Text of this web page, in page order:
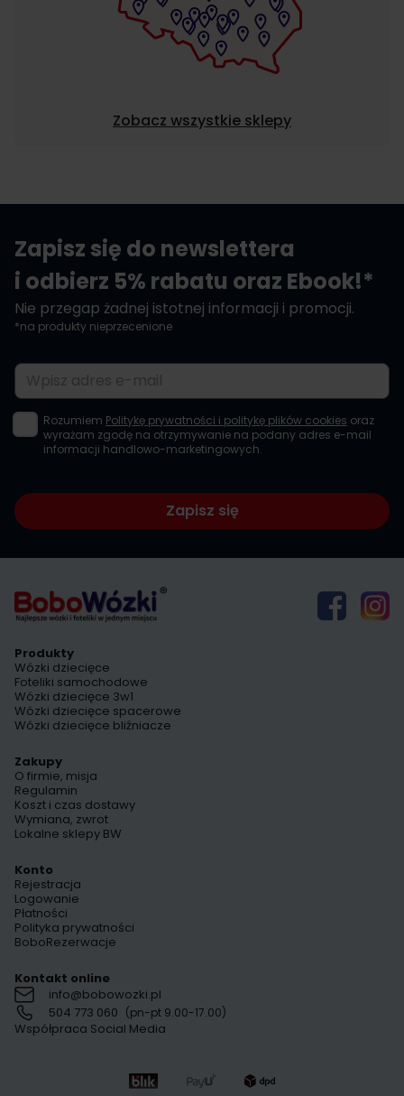
Zobacz wszystkie sklepy
Zapisz się do newslettera
i odbierz 5% rabatu oraz Ebook!*
Nie przegap żadnej istotnej informacji i promocji.
*na produkty nieprzecenione
Adres e-mail
Rozumiem Politykę prywatności i politykę plików cookies oraz
wyrażam zgodę na otrzymywanie na podany adres e-mail
informacji handlowo-marketingowych.
Zapisz się
Produkty
Wózki dziecięce
Foteliki samochodowe
Wózki dziecięce 3w1
Wózki dziecięce spacerowe
Wózki dziecięce bliźniacze
Zakupy
O firmie, misja
Regulamin
Koszt i czas dostawy
Wymiana, zwrot
Lokalne sklepy BW
Konto
Rejestracja
Logowanie
Płatności
Polityka prywatności
BoboRezerwacje
Kontakt online
info@bobowozki.pl
504 773 060 (pn-pt 9.00-17.00)
Współpraca Social Media